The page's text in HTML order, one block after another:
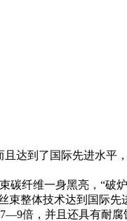
达到了国际先进水平
碳纤维一身黑亮，“
整体技术达到国际先
倍，并且还具有耐腐